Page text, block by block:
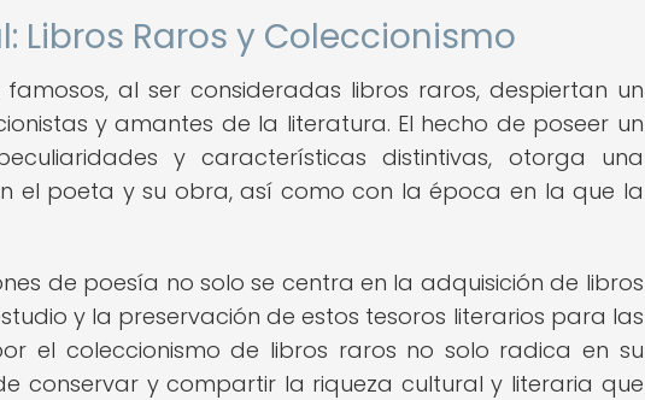
Libros Raros y Coleccionismo
al ser consideradas libros raros, despiertan un
y amantes de la literatura. El hecho de poseer un
y características distintivas, otorga una
el poeta y su obra, así como con la época en la que la
de poesía no solo se centra en la adquisición de libros
y la preservación de estos tesoros literarios para las
el coleccionismo de libros raros no solo radica en su
conservar y compartir la riqueza cultural y literaria que